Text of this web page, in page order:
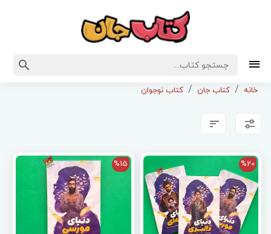
خانه کتاب جان کتاب نوجوان
%20
%15